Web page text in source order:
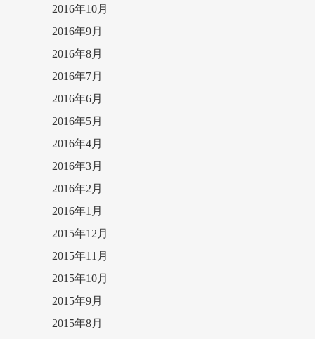
2016年10月
2016年9月
2016年8月
2016年7月
2016年6月
2016年5月
2016年4月
2016年3月
2016年2月
2016年1月
2015年12月
2015年11月
2015年10月
2015年9月
2015年8月